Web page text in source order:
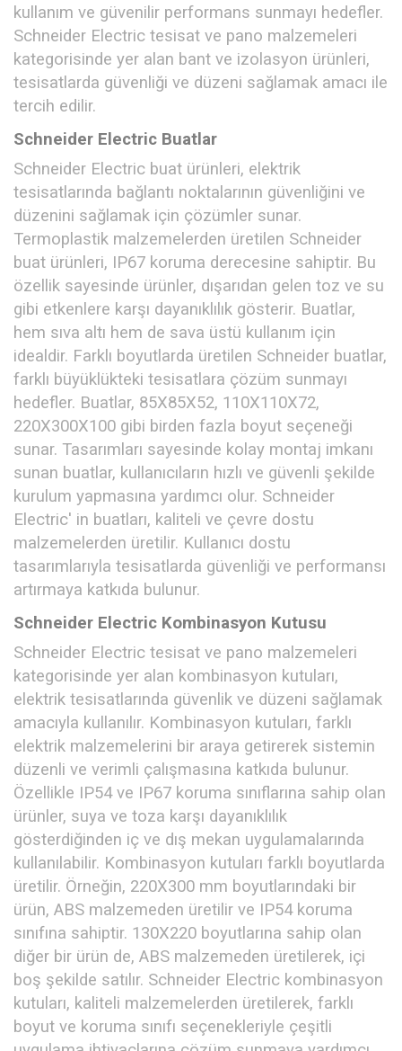
kullanım ve güvenilir performans sunmayı hedefler.
Schneider Electric tesisat ve pano malzemeleri
kategorisinde yer alan bant ve izolasyon ürünleri,
tesisatlarda güvenliği ve düzeni sağlamak amacı ile
tercih edilir.
Schneider Electric Buatlar
Schneider Electric buat ürünleri, elektrik
tesisatlarında bağlantı noktalarının güvenliğini ve
düzenini sağlamak için çözümler sunar.
Termoplastik malzemelerden üretilen Schneider
buat ürünleri, IP67 koruma derecesine sahiptir. Bu
özellik sayesinde ürünler, dışarıdan gelen toz ve su
gibi etkenlere karşı dayanıklılık gösterir. Buatlar,
hem sıva altı hem de sava üstü kullanım için
idealdir. Farklı boyutlarda üretilen Schneider buatlar,
farklı büyüklükteki tesisatlara çözüm sunmayı
hedefler. Buatlar, 85X85X52, 110X110X72,
220X300X100 gibi birden fazla boyut seçeneği
sunar. Tasarımları sayesinde kolay montaj imkanı
sunan buatlar, kullanıcıların hızlı ve güvenli şekilde
kurulum yapmasına yardımcı olur. Schneider
Electric' in buatları, kaliteli ve çevre dostu
malzemelerden üretilir. Kullanıcı dostu
tasarımlarıyla tesisatlarda güvenliği ve performansı
artırmaya katkıda bulunur.
Schneider Electric Kombinasyon Kutusu
Schneider Electric tesisat ve pano malzemeleri
kategorisinde yer alan kombinasyon kutuları,
elektrik tesisatlarında güvenlik ve düzeni sağlamak
amacıyla kullanılır. Kombinasyon kutuları, farklı
elektrik malzemelerini bir araya getirerek sistemin
düzenli ve verimli çalışmasına katkıda bulunur.
Özellikle IP54 ve IP67 koruma sınıflarına sahip olan
ürünler, suya ve toza karşı dayanıklılık
gösterdiğinden iç ve dış mekan uygulamalarında
kullanılabilir. Kombinasyon kutuları farklı boyutlarda
üretilir. Örneğin, 220X300 mm boyutlarındaki bir
ürün, ABS malzemeden üretilir ve IP54 koruma
sınıfına sahiptir. 130X220 boyutlarına sahip olan
diğer bir ürün de, ABS malzemeden üretilerek, içi
boş şekilde satılır. Schneider Electric kombinasyon
kutuları, kaliteli malzemelerden üretilerek, farklı
boyut ve koruma sınıfı seçenekleriyle çeşitli